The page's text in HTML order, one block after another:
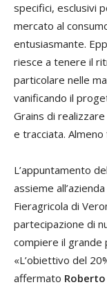
specifici, esclusivi
mercato al
entusiasmante.
riesce a tenere il
particolare nelle
vanificando il
Grains di
e tracciata. Almeno
L’appuntamento
assieme
Fieragricola di
partecipazione di
compiere il grande
«L’obiettivo del
affermato